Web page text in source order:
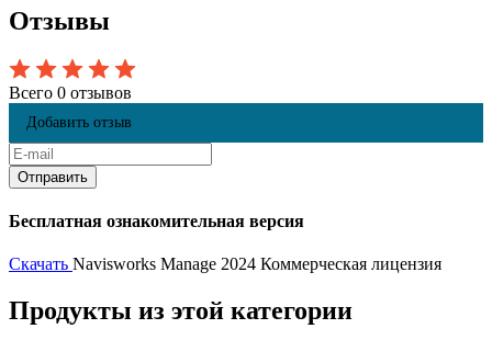
Отзывы
Всего 0 отзывов
Добавить отзыв
Бесплатная ознакомительная версия
Скачать Navisworks Manage 2024 Коммерческая лицензия
Продукты из этой категории